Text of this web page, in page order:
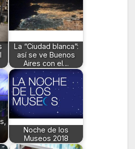
La “Ciudad blanca”:
así se ve Buenos
Aires con el…
Noche de los
Museos 2018